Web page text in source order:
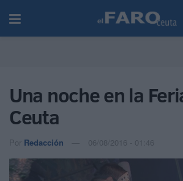
Una noche en la
Ceuta
Por Redacción 06/08/2016 - 01:46